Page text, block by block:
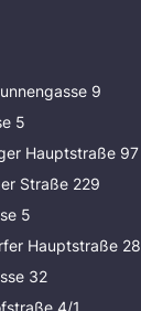
9
5
Hauptstraße 97
Straße 229
5
Hauptstraße 28
32
4/1